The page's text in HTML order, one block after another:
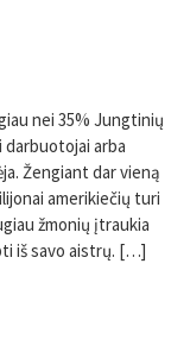
nei 35% Jungtinių
darbuotojai arba
Žengiant dar vieną
amerikiečių turi
žmonių įtraukia
iš savo aistrų. […]